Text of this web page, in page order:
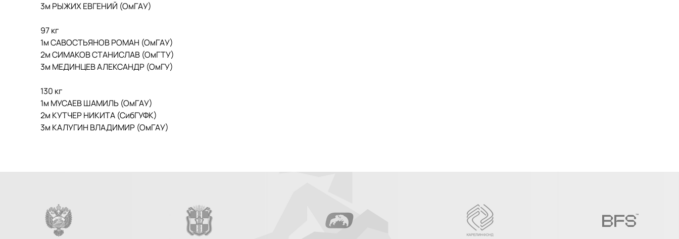
3м РЫЖИХ ЕВГЕНИЙ (ОмГАУ)
97 кг
1м САВОСТЬЯНОВ РОМАН (ОмГАУ)
2м СИМАКОВ СТАНИСЛАВ (ОмГТУ)
3м МЕДИНЦЕВ АЛЕКСАНДР (ОмГУ)
130 кг
1м МУСАЕВ ШАМИЛЬ (ОмГАУ)
2м КУТЧЕР НИКИТА (СибГУФК)
3м КАЛУГИН ВЛАДИМИР (ОмГАУ)